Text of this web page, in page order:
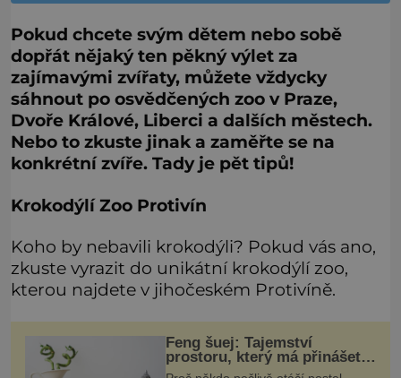
Pokud chcete svým dětem nebo sobě
dopřát nějaký ten pěkný výlet za
zajímavými zvířaty, můžete vždycky
sáhnout po osvědčených zoo v Praze,
Dvoře Králové, Liberci a dalších městech.
Nebo to zkuste jinak a zaměřte se na
konkrétní zvíře. Tady je pět tipů!
Krokodýlí Zoo Protivín
Koho by nebavili krokodýli? Pokud vás ano,
zkuste vyrazit do unikátní krokodýlí zoo,
kterou najdete v jihočeském Protivíně.
Feng šuej: Tajemství
prostoru, který má přinášet
štěstí